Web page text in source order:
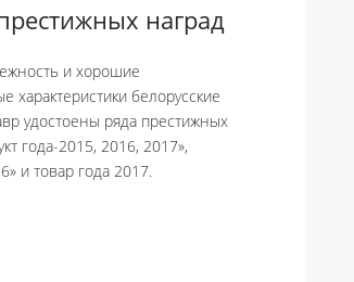
наград
и хорошие
характеристики белорусские
удостоены ряда престижных
года-2015, 2016, 2017»,
и товар года 2017.